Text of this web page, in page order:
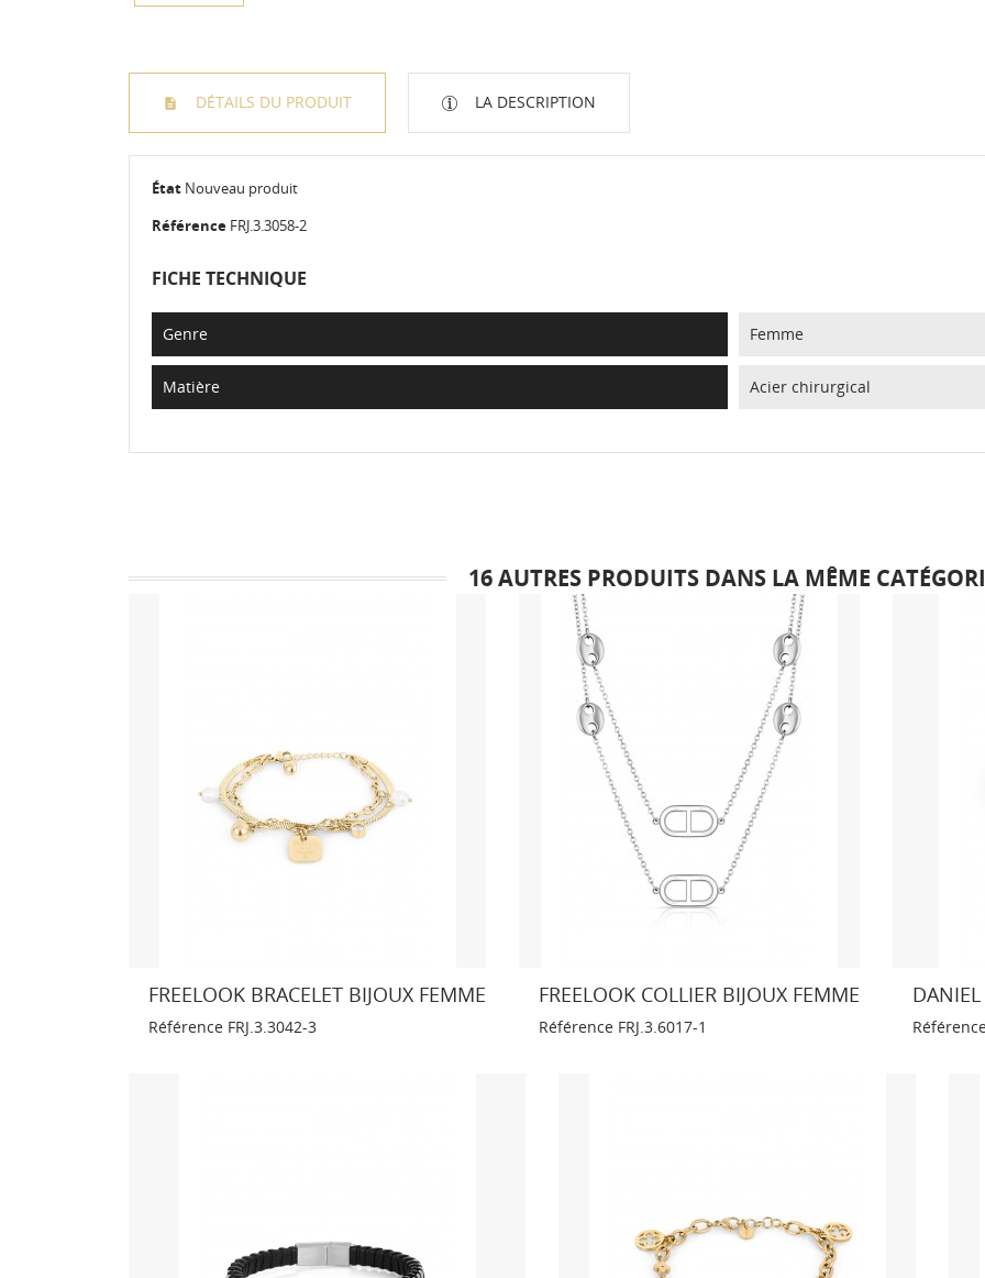
DÉTAILS DU PRODUIT LA DESCRIPTION
État Nouveau produit
Référence FRJ.3.3058-2
FICHE TECHNIQUE
Genre Femme
Matière Acier chirurgical
16 AUTRES PRODUITS DANS LA MÊME
FREELOOK BRACELET BIJOUX FEMME
Référence FRJ.3.3042-3
FREELOOK COLLIER BIJOUX FEMME
Référence FRJ.3.6017-1